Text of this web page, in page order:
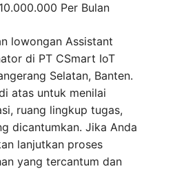
Per Bulan
lowongan Assistant
di PT CSmart IoT
Selatan, Banten.
atas untuk menilai
ruang lingkup tugas,
dicantumkan. Jika Anda
lanjutkan proses
yang tercantum dan